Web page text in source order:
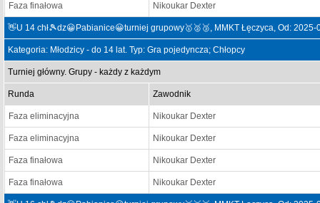
Faza finałowa Nikoukar Dexter
👋U 14 chł🎾dz😀Pabianice😀turniej grupowy🥇🥈🥉, MMKT Łęczyca, Od:
Kategoria: Młodzicy - do 14 lat. Typ: Gra pojedyncza; Chłopcy
Turniej główny. Grupy - każdy z każdym
Runda Zawodnik
Faza eliminacyjna Nikoukar Dexter
Faza eliminacyjna Nikoukar Dexter
Faza finałowa Nikoukar Dexter
Faza finałowa Nikoukar Dexter